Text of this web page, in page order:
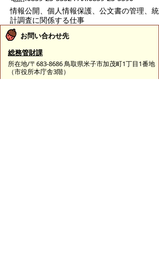
情報公開、個人情報保護、公文書の管理、統
計調査に関係する仕事
お問い合わせ先
総務管財課
所在地/〒683-8686 鳥取県米子市加茂町1丁目1番地
（市役所本庁舎3階）
総務担当
電話番号/0859-23-5331